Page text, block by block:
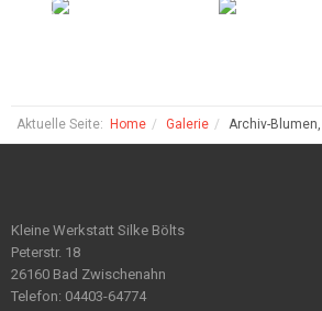
Aktuelle Seite: Home Galerie Archiv-
Kleine Werkstatt Silke Bölts
Peterstr. 18
26160 Bad Zwischenahn
Telefon: 04403-64774